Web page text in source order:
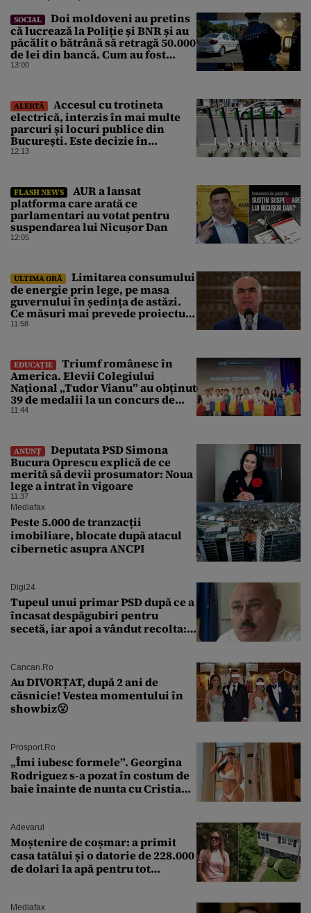
SOCIAL
Doi moldoveni au pretins
că lucrează la Poliție și BNR și au
păcălit o bătrână să retragă 50.000
de lei din bancă. Cum au fost
prinși
13:00
ALERTĂ
Accesul cu trotineta
electrică, interzis în mai multe
parcuri și locuri publice din
București. Este decizie în
premieră, iar amenzile sunt
12:13
FLASH NEWS
AUR a lansat
platforma care arată ce
parlamentari au votat pentru
suspendarea lui Nicușor Dan
12:05
ULTIMA ORĂ
Limitarea consumului
de energie prin lege, pe masa
guvernului în ședința de astăzi.
Ce măsuri mai prevede proiectul
în caz de pandemie, cutremur sau
11:58
EDUCAȚIE
Triumf românesc în
America. Elevii Colegiului
Național „Tudor Vianu” au obținut
39 de medalii la un concurs de
științe
11:44
ANUNȚ
Deputata PSD Simona
Bucura Oprescu explică de ce
merită să devii prosumator: Noua
lege a intrat în vigoare
11:37
Mediafax
Peste 5.000 de tranzacții
imobiliare, blocate după atacul
cibernetic asupra ANCPI
Digi24
Tupeul unui primar PSD după ce a
încasat despăgubiri pentru
secetă, iar apoi a vândut recolta:
Cancan.ro
Au DIVORȚAT, după 2 ani de
căsnicie! Vestea momentului în
showbiz😮
Prosport.ro
„Îmi iubesc formele”. Georgina
Rodriguez s-a pozat în costum de
baie înainte de nunta cu Cristiano
Adevarul
Moștenire de coșmar: a primit
casa tatălui și o datorie de 228.000
de dolari la apă pentru tot
Mediafax